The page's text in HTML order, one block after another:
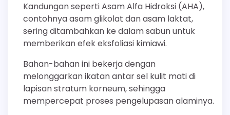
Kandungan seperti Asam Alfa Hidroksi (AHA),
contohnya asam glikolat dan asam laktat,
sering ditambahkan ke dalam sabun untuk
memberikan efek eksfoliasi kimiawi.
Bahan-bahan ini bekerja dengan
melonggarkan ikatan antar sel kulit mati di
lapisan stratum korneum, sehingga
mempercepat proses pengelupasan alaminya.